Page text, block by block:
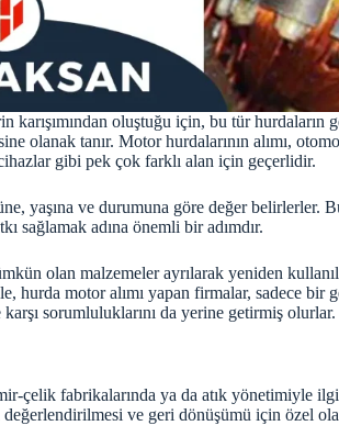
oluştuğu için, bu tür hurdaların
olanak tanır. Motor hurdalarının alımı,
gibi pek çok farklı alan için geçerlidir.
yaşına ve durumuna göre değer belirlerler.
sağlamak adına önemli bir adımdır.
olan malzemeler ayrılarak yeniden
hurda motor alımı yapan firmalar, sadece bir
sorumluluklarını da yerine getirmiş olurlar.
çelik fabrikalarında ya da atık yönetimiyle
ve geri dönüşümü için özel